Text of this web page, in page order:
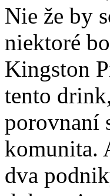
Nie že by
niektoré
Kingston
tento
porovnaní
komunita.
dva